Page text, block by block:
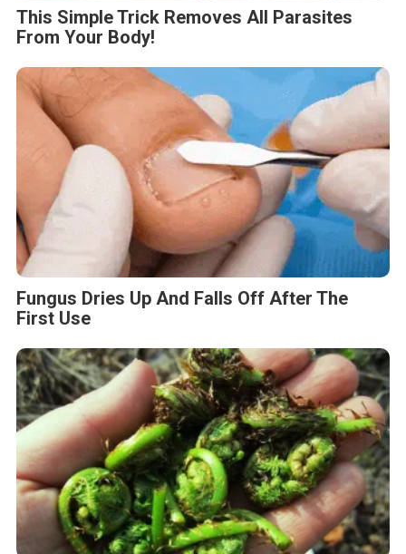
This Simple Trick Removes All Parasites
From Your Body!
Fungus Dries Up And Falls Off After The
First Use